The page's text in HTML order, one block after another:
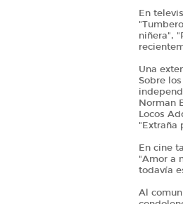
En
niñera",
Una
Sobre
Norman
Locos
"Extraña
En cine
"Amor a
todavía
Al